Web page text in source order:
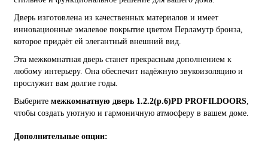
Дверь изготовлена из качественных материалов и имеет
инновационные эмалевое покрытие цветом Перламутр бронза,
которое придаёт ей элегантный внешний вид.
Эта межкомнатная дверь станет прекрасным дополнением к
любому интерьеру. Она обеспечит надёжную звукоизоляцию и
прослужит вам долгие годы.
Выберите межкомнатную дверь 1.2.2(р.6)PD PROFILDOORS
чтобы создать уютную и гармоничную атмосферу в вашем доме.
Дополнительные опции: